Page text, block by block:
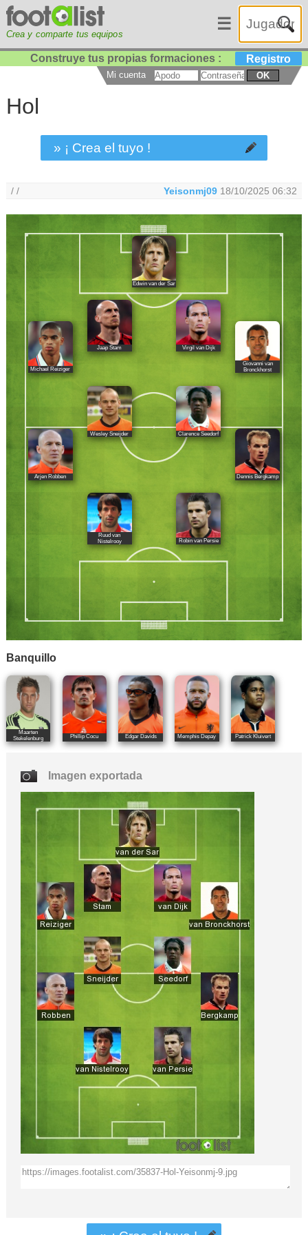
Crea y comparte tus equipos
☰
Construye tus propias formaciones : Registro
Mi cuenta OK
Hol
» ¡ Crea el tuyo !
/ / Yeisonmj09 18/10/2025 06:32
Edwin van der Sar
Michael Reiziger
Jaap Stam Virgil van Dijk
Giovanni van
Bronckhorst
Wesley Sneijder Clarence Seedorf
Arjen Robben Dennis Bergkamp
Ruud van
Nistelrooy
Robin van Persie
Banquillo
Maarten
Stekelenburg
Phillip Cocu Edgar Davids Memphis Depay Patrick Kluivert
Imagen exportada